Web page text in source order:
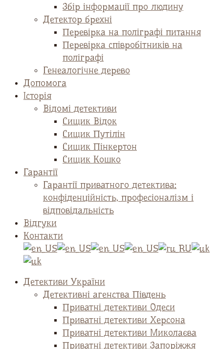
Збір інформації про людину
Детектор брехні
Перевірка на поліграфі питання
Перевірка співробітників на
поліграфі
Генеалогічне дерево
Допомога
Історія
Відомі детективи
Сищик Відок
Сищик Путілін
Сищик Пінкертон
Сищик Кошко
Гарантії
Гарантії приватного детектива:
конфіденційність, професіоналізм і
відповідальність
Відгуки
Контакти
Детективи України
Детективні агенства Південь
Приватні детективи Одеси
Приватні детективи Херсона
Приватні детективи Миколаєва
Приватні детективи Запоріжжя